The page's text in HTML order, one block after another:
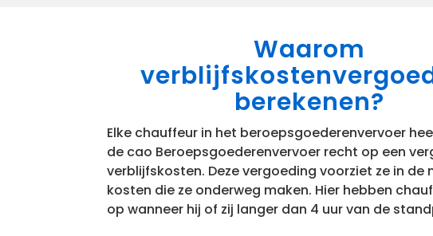
Waarom
berekenen?
Elke chauffeur in het beroepsgoederenvervoer
de cao Beroepsgoederenvervoer recht op een
verblijfskosten. Deze vergoeding voorziet ze in de
kosten die ze onderweg maken. Hier hebben
op wanneer hij of zij langer dan 4 uur van de